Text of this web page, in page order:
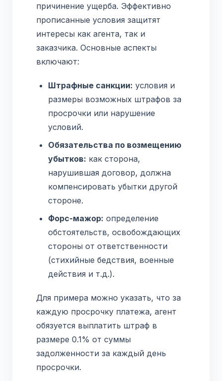
причинение ущерба. Эффективно
прописанные условия защитят
интересы как агента, так и
заказчика. Основные аспекты
включают:
Штрафные санкции: условия и
размеры возможных штрафов за
просрочки или нарушение
условий.
Обязательства по возмещению
убытков: как сторона,
нарушившая договор, должна
компенсировать убытки другой
стороне.
Форс-мажор: определение
обстоятельств, освобождающих
стороны от ответственности
(стихийные бедствия, военные
действия и т.д.).
Для примера можно указать, что за
каждую просрочку платежа, агент
обязуется выплатить штраф в
размере 0.1% от суммы
задолженности за каждый день
просрочки.